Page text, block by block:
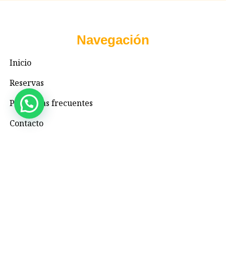
Navegación
Inicio
Reservas
Preguntas frecuentes
Contacto